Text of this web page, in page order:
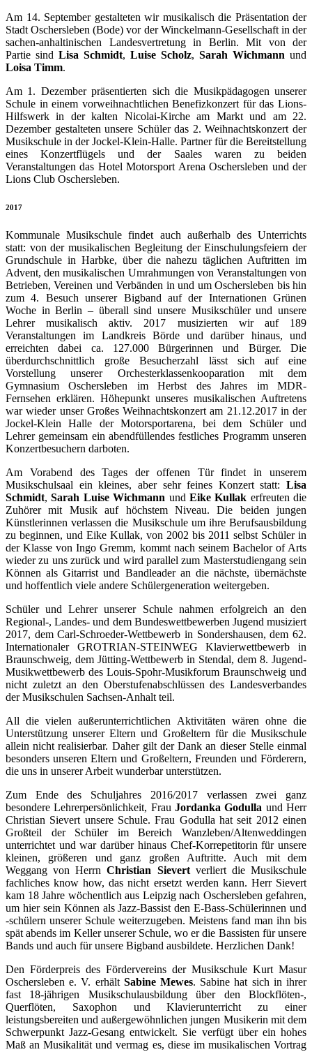
Am 14. September gestalteten wir musikalisch die Präsentation der
Stadt Oschersleben (Bode) vor der Winckelmann-Gesellschaft in der
sachen-anhaltinischen Landesvertretung in Berlin. Mit von der
Partie sind Lisa Schmidt, Luise Scholz, Sarah Wichmann und
Loisa Timm.
Am 1. Dezember präsentierten sich die Musikpädagogen unserer
Schule in einem vorweihnachtlichen Benefizkonzert für das Lions-
Hilfswerk in der kalten Nicolai-Kirche am Markt und am 22.
Dezember gestalteten unsere Schüler das 2. Weihnachtskonzert der
Musikschule in der Jockel-Klein-Halle. Partner für die Bereitstellung
eines Konzertflügels und der Saales waren zu beiden
Veranstaltungen das Hotel Motorsport Arena Oschersleben und der
Lions Club Oschersleben.
2017
Kommunale Musikschule findet auch außerhalb des Unterrichts
statt: von der musikalischen Begleitung der Einschulungsfeiern der
Grundschule in Harbke, über die nahezu täglichen Auftritten im
Advent, den musikalischen Umrahmungen von Veranstaltungen von
Betrieben, Vereinen und Verbänden in und um Oschersleben bis hin
zum 4. Besuch unserer Bigband auf der Internationen Grünen
Woche in Berlin – überall sind unsere Musikschüler und unsere
Lehrer musikalisch aktiv. 2017 musizierten wir auf 189
Veranstaltungen im Landkreis Börde und darüber hinaus, und
erreichten dabei ca. 127.000 Bürgerinnen und Bürger. Die
überdurchschnittlich große Besucherzahl lässt sich auf eine
Vorstellung unserer Orchesterklassenkooparation mit dem
Gymnasium Oschersleben im Herbst des Jahres im MDR-
Fernsehen erklären. Höhepunkt unseres musikalischen Auftretens
war wieder unser Großes Weihnachtskonzert am 21.12.2017 in der
Jockel-Klein Halle der Motorsportarena, bei dem Schüler und
Lehrer gemeinsam ein abendfüllendes festliches Programm unseren
Konzertbesuchern darboten.
Am Vorabend des Tages der offenen Tür findet in unserem
Musikschulsaal ein kleines, aber sehr feines Konzert statt: Lisa
Schmidt,Sarah Luise Wichmann und Eike Kullak erfreuten die
Zuhörer mit Musik auf höchstem Niveau. Die beiden jungen
Künstlerinnen verlassen die Musikschule um ihre Berufsausbildung
zu beginnen, und Eike Kullak, von 2002 bis 2011 selbst Schüler in
der Klasse von Ingo Gremm, kommt nach seinem Bachelor of Arts
wieder zu uns zurück und wird parallel zum Masterstudiengang sein
Können als Gitarrist und Bandleader an die nächste, übernächste
und hoffentlich viele andere Schülergeneration weitergeben.
Schüler und Lehrer unserer Schule nahmen erfolgreich an den
Regional-, Landes- und dem Bundeswettbewerben Jugend musiziert
2017, dem Carl-Schroeder-Wettbewerb in Sondershausen, dem 62.
Internationaler GROTRIAN-STEINWEG Klavierwettbewerb in
Braunschweig, dem Jütting-Wettbewerb in Stendal, dem 8. Jugend-
Musikwettbewerb des Louis-Spohr-Musikforum Braunschweig und
nicht zuletzt an den Oberstufenabschlüssen des Landesverbandes
der Musikschulen Sachsen-Anhalt teil.
All die vielen außerunterrichtlichen Aktivitäten wären ohne die
Unterstützung unserer Eltern und Großeltern für die Musikschule
allein nicht realisierbar. Daher gilt der Dank an dieser Stelle einmal
besonders unseren Eltern und Großeltern, Freunden und Förderern,
die uns in unserer Arbeit wunderbar unterstützen.
Zum Ende des Schuljahres 2016/2017 verlassen zwei ganz
besondere Lehrerpersönlichkeit, Frau Jordanka Godulla und Herr
Christian Sievert unsere Schule. Frau Godulla hat seit 2012 einen
Großteil der Schüler im Bereich Wanzleben/Altenweddingen
unterrichtet und war darüber hinaus Chef-Korrepetitorin für unsere
kleinen, größeren und ganz großen Auftritte. Auch mit dem
Weggang von HerrnChristian Sievertverliert die Musikschule
fachliches know how, das nicht ersetzt werden kann. Herr Sievert
kam 18 Jahre wöchentlich aus Leipzig nach Oschersleben gefahren,
um hier sein Können als Jazz-Bassist den E-Bass-Schülerinnen und
-schülern unserer Schule weiterzugeben. Meistens fand man ihn bis
spät abends im Keller unserer Schule, wo er die Bassisten für unsere
Bands und auch für unsere Bigband ausbildete. Herzlichen Dank!
Den Förderpreis des Fördervereins der Musikschule Kurt Masur
Oschersleben e. V. erhält Sabine Mewes. Sabine hat sich in ihrer
fast 18-jährigen Musikschulausbildung über den Blockflöten-,
Querflöten, Saxophon und Klavierunterricht zu einer
leistungsbereiten und außergewöhnlichen jungen Musikerin mit dem
Schwerpunkt Jazz-Gesang entwickelt. Sie verfügt über ein hohes
Maß an Musikalität und vermag es, diese im musikalischen Vortrag